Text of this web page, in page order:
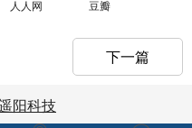
人人网 豆瓣
下一篇
阳科技